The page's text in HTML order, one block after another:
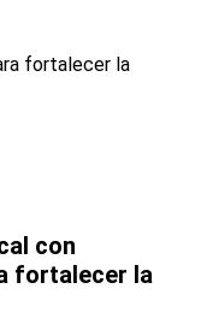
con
fortalecer la